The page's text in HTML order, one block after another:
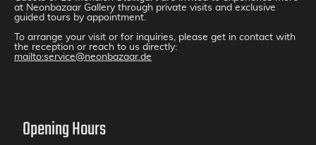
at Neonbazaar Gallery through private visits and exclusive
guided tours by appointment.
To arrange your visit or for inquiries, please get in contact with
the reception or reach to us directly:
mailto:service@neonbazaar.de
Opening Hours